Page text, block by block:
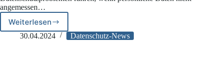
angemessen…
Weiterlesen
LG
Hamburg:
30.04.2024 Datenschutz-News